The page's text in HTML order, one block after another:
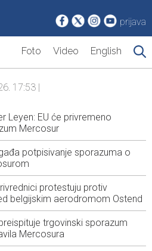
prijava
Foto Video English
17:53 |
Leyen: EU će privremeno
Mercosur
potpisivanje sporazuma o
protestuju protiv
belgijskim aerodromom Ostend
trgovinski sporazum
Mercosura